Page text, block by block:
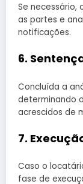
Se necessário,
as partes e
notificações.
6.
Concluída a
determinando
acrescidos de
7.
Caso o
fase de